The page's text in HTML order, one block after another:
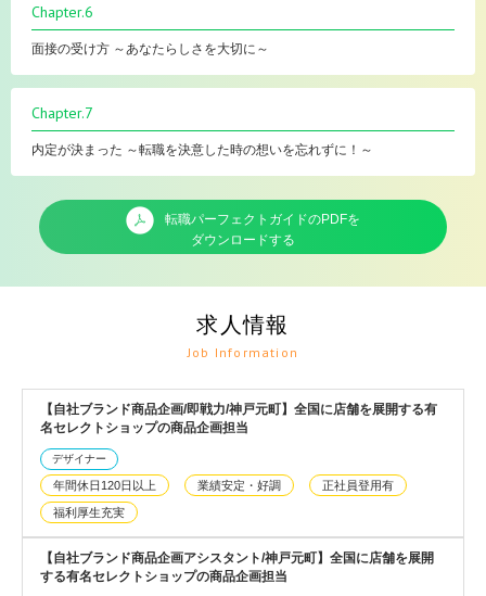
Chapter.6
面接の受け方 ～あなたらしさを大切に～
Chapter.7
内定が決まった ～転職を決意した時の想いを忘れずに！～
転職パーフェクトガイドのPDFを
ダウンロードする
求人情報
Job Information
【自社ブランド商品企画/即戦力/神戸元町】全国に店舗を展開する有
名セレクトショップの商品企画担当
デザイナー
年間休日120日以上 業績安定・好調 正社員登用有
福利厚生充実
【自社ブランド商品企画アシスタント/神戸元町】全国に店舗を展開
する有名セレクトショップの商品企画担当